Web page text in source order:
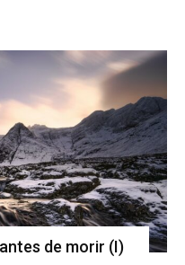
de morir (I)